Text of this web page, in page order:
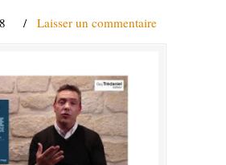
/ Laisser un commentaire